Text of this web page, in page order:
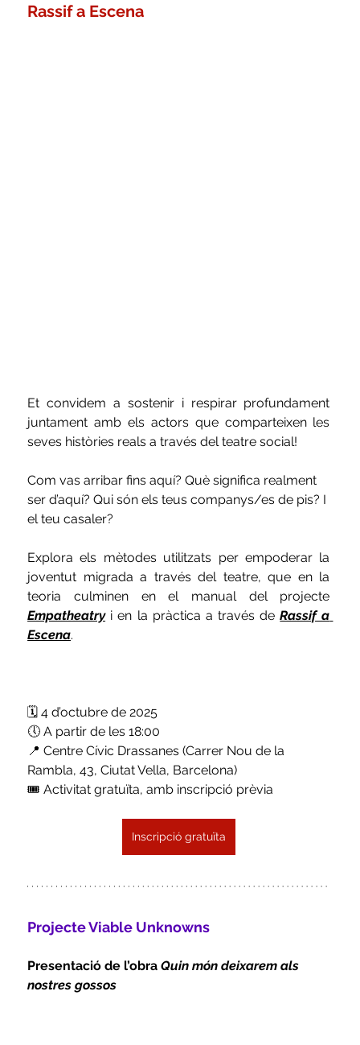
Rassif a Escena
Et convidem a sostenir i respirar profundament
juntament amb els actors que comparteixen les
seves històries reals a través del teatre social!
Com vas arribar fins aquí? Què significa realment
ser d’aquí? Qui són els teus companys/es de pis? I
el teu casaler?
Explora els mètodes utilitzats per empoderar la
joventut migrada a través del teatre, que en la
teoria culminen en el manual del projecte
Empatheatry i en la pràctica a través de Rassif a
Escena.
🗓️ 4 d’octubre de 2025
🕔 A partir de les 18:00
📍 Centre Cívic Drassanes (Carrer Nou de la
Rambla, 43, Ciutat Vella, Barcelona)
🎟️ Activitat gratuïta, amb inscripció prèvia
Inscripció gratuïta
Projecte Viable Unknowns
Presentació de l’obra Quin món deixarem als
nostres gossos